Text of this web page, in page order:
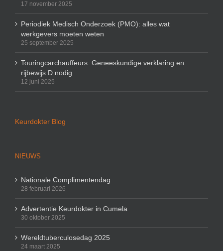
17 november 2025
Periodiek Medisch Onderzoek (PMO): alles wat
werkgevers moeten weten
25 september 2025
Touringcarchauffeurs: Geneeskundige verklaring en
rijbewijs D nodig
12 juni 2025
Keurdokter Blog
NIEUWS
Nationale Complimentendag
28 februari 2026
Advertentie Keurdokter in Cumela
30 oktober 2025
Wereldtuberculosedag 2025
24 maart 2025